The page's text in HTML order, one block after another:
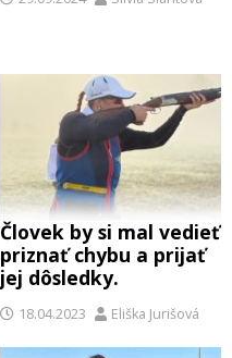
Človek by si mal vedieť
priznať chybu a prijať
jej dôsledky.
18.04.2023 Eliška Jurišová